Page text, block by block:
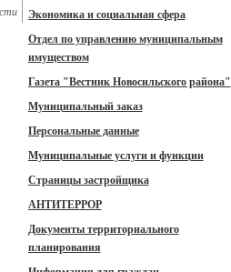
Экономика и социальная сфера
Отдел по управлению муниципальным
имуществом
Газета "Вестник Новосильского района"
Муниципальный заказ
Персональные данные
Муниципальные услуги и функции
Страницы застройщика
АНТИТЕРРОР
Документы территориального
планирования